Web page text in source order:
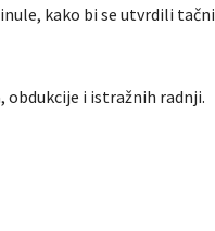
kako bi se utvrdili tačni
i istražnih radnji.